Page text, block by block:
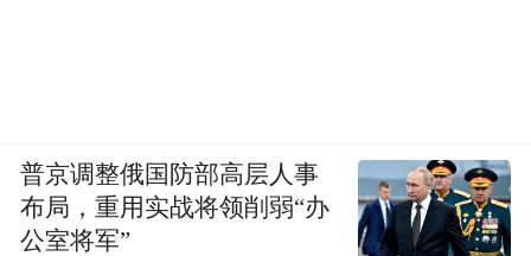
普京调整俄国防部高层人事
布局，重用实战将领削弱“办
公室将军”